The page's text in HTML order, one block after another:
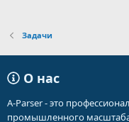
Задачи
О нас
A-Parser - это
промышленного